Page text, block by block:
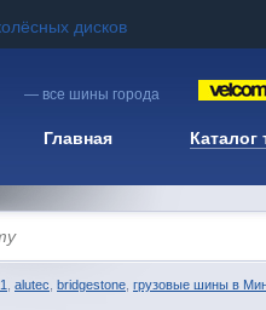
дисков
— все шины города
Главная Каталог
alutec bridgestone грузовые шины в